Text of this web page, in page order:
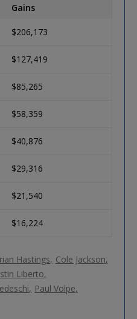
Gains
$206,173
$127,419
$85,265
$58,359
$40,876
$29,316
$21,540
$16,224
Hastings Cole Jackson
Liberto
Paul Volpe